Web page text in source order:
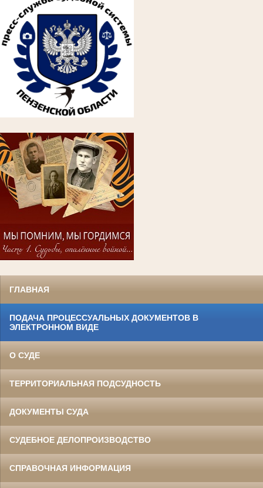
ГЛАВНАЯ
ПОДАЧА ПРОЦЕССУАЛЬНЫХ ДОКУМЕНТОВ В
ЭЛЕКТРОННОМ ВИДЕ
О СУДЕ
ТЕРРИТОРИАЛЬНАЯ ПОДСУДНОСТЬ
ДОКУМЕНТЫ СУДА
СУДЕБНОЕ ДЕЛОПРОИЗВОДСТВО
СПРАВОЧНАЯ ИНФОРМАЦИЯ